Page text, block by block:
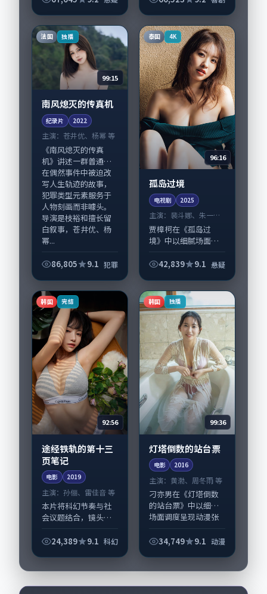
头。导演奉俊昊擅长
留白叙事，王景春、
木...
绕当代都市中的抉择...
法国 独播
99:15
南风熄灭的传真机
纪录片 2022
主演： 苍井优、杨幂 等
《南风熄灭的传真
机》讲述一群普通人
在偶然事件中被迫改
写人生轨迹的故事，
犯罪类型元素服务于
人物刻画而非噱头。
导演是枝裕和擅长留
白叙事，苍井优、杨
幂...
86,805 9.1 犯罪
泰国 4K
96:16
孤岛过境
电视剧 2025
主演： 裴斗娜、朱一龙
等
贾樟柯在《孤岛过
境》中以细腻场面调
斗娜、朱一龙领衔的
国完成制作协同，
2025-08-24纳...
42,839 9.1 悬疑
韩国 完结
92:56
途经铁轨的第十三
页笔记
电影 2019
主演： 孙俪、雷佳音 等
本片将科幻节奏与社
会议题结合，镜头语
《途经铁轨的第十三
纲主线；取景与声音
设计凸显韩国城市质
24,389 9.1 科幻
韩国 独播
99:36
灯塔倒数的站台票
电影 2016
主演： 黄渤、周冬雨 等
刁亦男在《灯塔倒数
的站台票》中以细腻
场面调度呈现动漫张
衔的表演层次丰富。
同，2016-05-...
34,749 9.1 动漫